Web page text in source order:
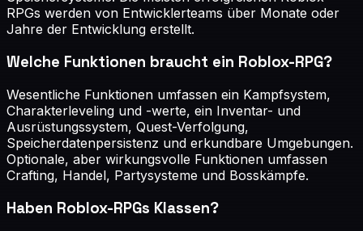
RPGs werden von Entwicklerteams über Monate oder
Jahre der Entwicklung erstellt.
Welche Funktionen braucht ein Roblox-RPG?
Wesentliche Funktionen umfassen ein Kampfsystem,
Charakterleveling und -werte, ein Inventar- und
Ausrüstungssystem, Quest-Verfolgung,
Speicherdatenpersistenz und erkundbare Umgebungen.
Optionale, aber wirkungsvolle Funktionen umfassen
Crafting, Handel, Partysysteme und Bosskämpfe.
Haben Roblox-RPGs Klassen?